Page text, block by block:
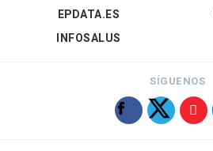
EPDATA.ES
INFOSALUS
SÍGUENOS